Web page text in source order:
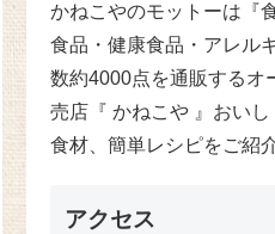
かねこやのモットーは『
食品・健康食品・アレル
数約4000点を通販するオ
売店『 かねこや 』おい
食材、簡単レシピをご紹
アクセス